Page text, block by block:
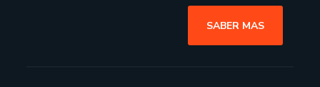
SABER MAS